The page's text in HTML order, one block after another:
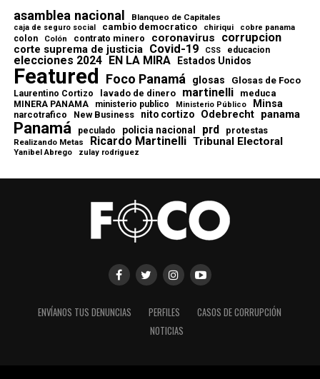
asamblea nacional Blanqueo de Capitales
caja de seguro social cambio democratico chiriqui cobre panama
colon Colón contrato minero coronavirus corrupcion
corte suprema de justicia Covid-19 CSS educacion
elecciones 2024 EN LA MIRA Estados Unidos
Featured Foco Panamá glosas Glosas de Foco
Laurentino Cortizo lavado de dinero martinelli meduca
MINERA PANAMA ministerio publico Ministerio Público Minsa
narcotrafico New Business nito cortizo Odebrecht panama
Panamá peculado policia nacional prd protestas
Realizando Metas Ricardo Martinelli Tribunal Electoral
Yanibel Abrego zulay rodriguez
ENVÍANOS TUS DENUNCIAS PERFILES
CASOS DE CORRUPCIÓN
NOTICIAS